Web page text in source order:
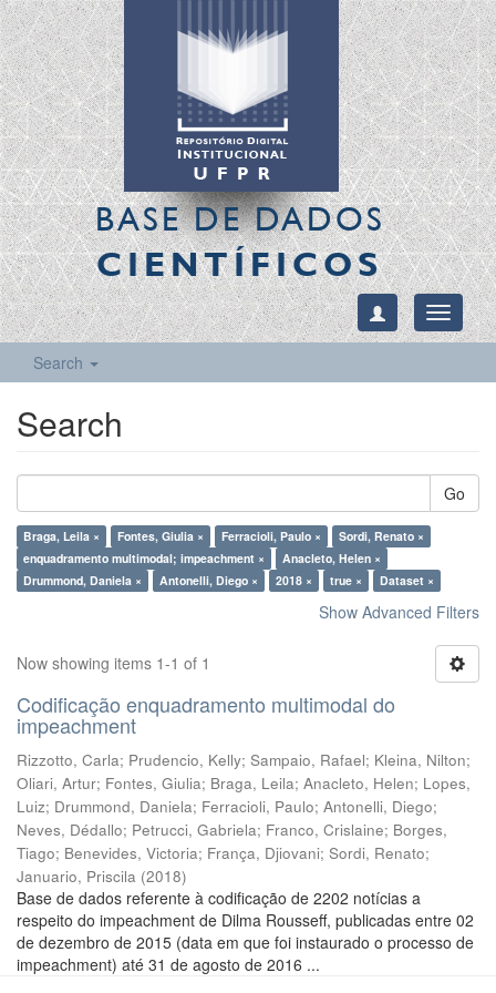
BASE DE DADOS
CIENTÍFICOS
Toggle
Search
Search
Go
Braga, Leila × Fontes, Giulia × Ferracioli, Paulo ×
Sordi, Renato ×
enquadramento multimodal; impeachment ×
Anacleto, Helen ×
Drummond, Daniela ×
Antonelli, Diego × 2018 × true × Dataset ×
Show Advanced Filters
Now showing items 1-1 of 1
Codificação enquadramento multimodal do
impeachment
Rizzotto, Carla; Prudencio, Kelly; Sampaio, Rafael; Kleina, Nilton;
Oliari, Artur; Fontes, Giulia; Braga, Leila; Anacleto, Helen; Lopes,
Luiz; Drummond, Daniela; Ferracioli, Paulo; Antonelli, Diego;
Neves, Dédallo; Petrucci, Gabriela; Franco, Crislaine; Borges,
Tiago; Benevides, Victoria; França, Djiovani; Sordi, Renato;
Januario, Priscila (2018)
Base de dados referente à codificação de 2202 notícias a
respeito do impeachment de Dilma Rousseff, publicadas entre 02
de dezembro de 2015 (data em que foi instaurado o processo de
impeachment) até 31 de agosto de 2016 ...